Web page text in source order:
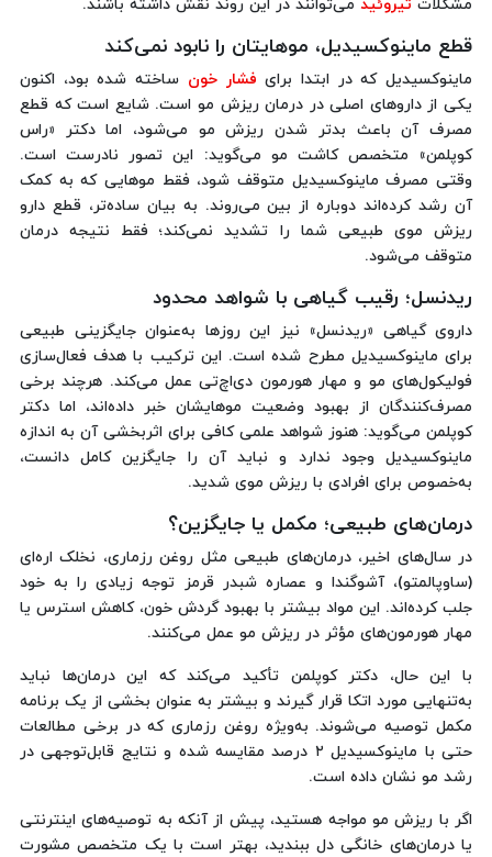
مشکلات تیروئید می‌توانند در این روند نقش داشته باشند.
قطع ماینوکسیدیل، موهایتان را نابود نمی‌کند
ماینوکسیدیل که در ابتدا برای فشار خون ساخته شده بود، اکنون
یکی از داروهای اصلی در درمان ریزش مو است. شایع است که قطع
مصرف آن باعث بدتر شدن ریزش مو می‌شود، اما دکتر «راس
کوپلمن» متخصص کاشت مو می‌گوید: این تصور نادرست است.
وقتی مصرف ماینوکسیدیل متوقف شود، فقط موهایی که به کمک
آن رشد کرده‌اند دوباره از بین می‌روند. به بیان ساده‌تر، قطع دارو
ریزش موی طبیعی شما را تشدید نمی‌کند؛ فقط نتیجه درمان
متوقف می‌شود.
ریدنسل؛ رقیب گیاهی با شواهد محدود
داروی گیاهی «ریدنسل» نیز این روزها به‌عنوان جایگزینی طبیعی
برای ماینوکسیدیل مطرح شده است. این ترکیب با هدف فعال‌سازی
فولیکول‌های مو و مهار هورمون دی‌اچ‌تی عمل می‌کند. هرچند برخی
مصرف‌کنندگان از بهبود وضعیت موهایشان خبر داده‌اند، اما دکتر
کوپلمن می‌گوید: هنوز شواهد علمی کافی برای اثربخشی آن به اندازه
ماینوکسیدیل وجود ندارد و نباید آن را جایگزین کامل دانست،
به‌خصوص برای افرادی با ریزش موی شدید.
درمان‌های طبیعی؛ مکمل یا جایگزین؟
در سال‌های اخیر، درمان‌های طبیعی مثل روغن رزماری، نخلک اره‌ای
(ساوپالمتو)، آشوگندا و عصاره شبدر قرمز توجه زیادی را به خود
جلب کرده‌اند. این مواد بیشتر با بهبود گردش خون، کاهش استرس یا
مهار هورمون‌های مؤثر در ریزش مو عمل می‌کنند.
با این حال، دکتر کوپلمن تأکید می‌کند که این درمان‌ها نباید
به‌تنهایی مورد اتکا قرار گیرند و بیشتر به عنوان بخشی از یک برنامه
مکمل توصیه می‌شوند. به‌ویژه روغن رزماری که در برخی مطالعات
حتی با ماینوکسیدیل ۲ درصد مقایسه شده و نتایج قابل‌توجهی در
رشد مو نشان داده است.
اگر با ریزش مو مواجه هستید، پیش از آنکه به توصیه‌های اینترنتی
یا درمان‌های خانگی دل ببندید، بهتر است با یک متخصص مشورت